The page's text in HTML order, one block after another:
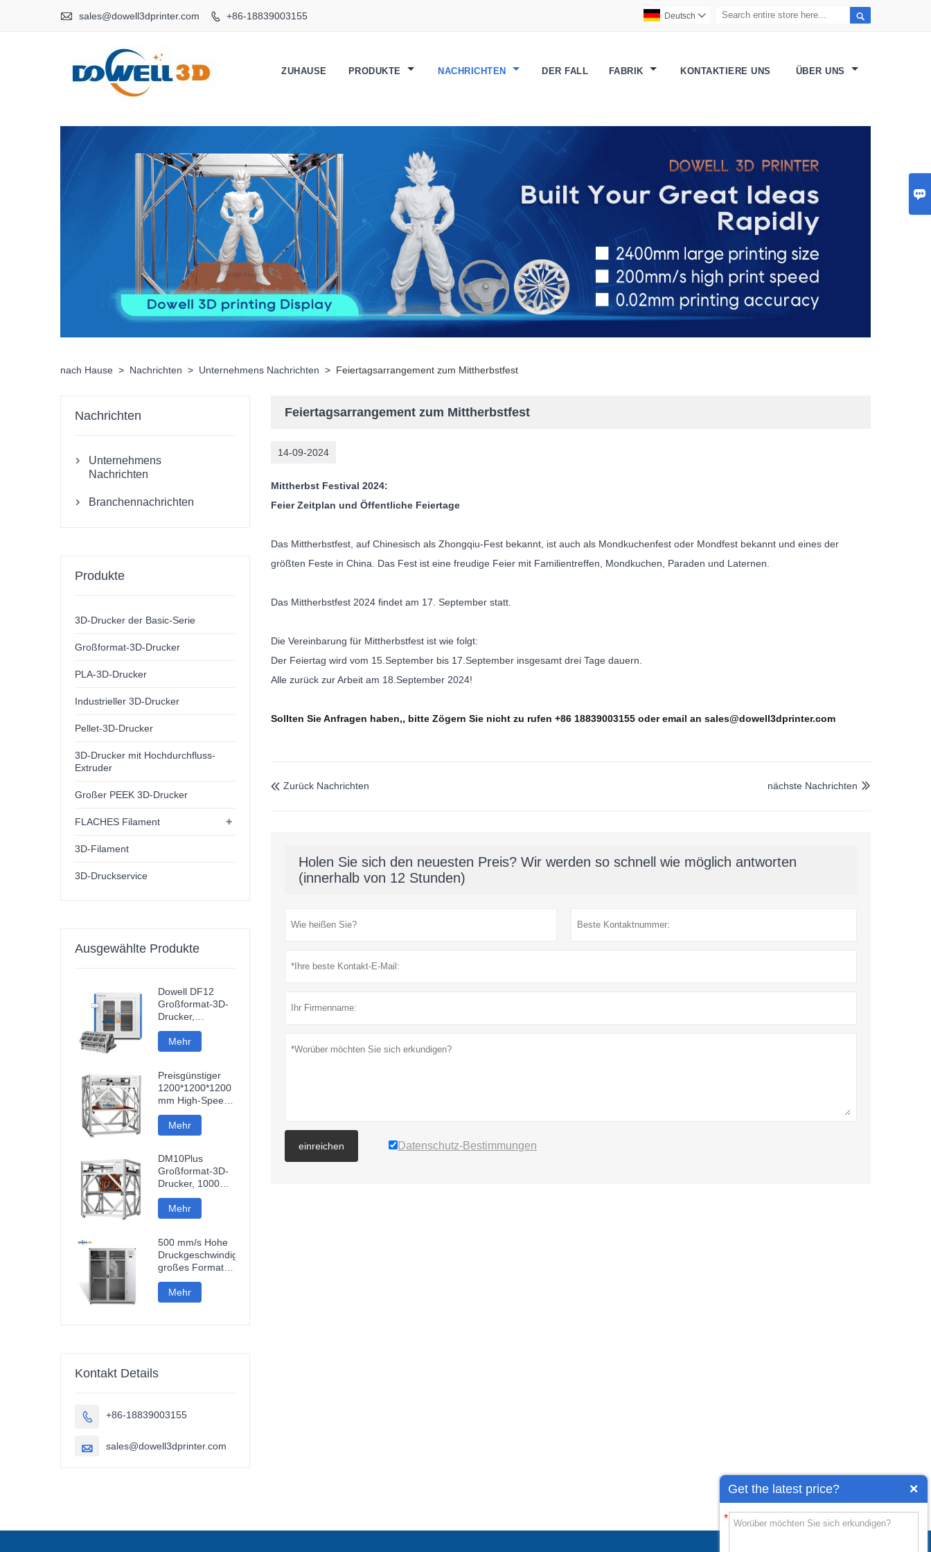

Get the latest price?
*
 sales@dowell3dprinter.com  +86-18839003155 
Deutsch 
ZUHAUSE PRODUKTE NACHRICHTEN DER FALL FABRIK KONTAKTIERE UNS ÜBER UNS
nach Hause > Nachrichten > Unternehmens Nachrichten > Feiertagsarrangement zum Mittherbstfest
Feiertagsarrangement zum Mittherbstfest
14-09-2024
Mittherbst Festival 2024:
Feier Zeitplan und Öffentliche Feiertage
Das Mittherbstfest, auf Chinesisch als Zhongqiu-Fest bekannt, ist auch als Mondkuchenfest oder Mondfest bekannt und eines der
größten Feste in China. Das Fest ist eine freudige Feier mit Familientreffen, Mondkuchen, Paraden und Laternen.
Das Mittherbstfest 2024 findet am 17. September statt.
Die Vereinbarung für Mittherbstfest ist wie folgt:
Der Feiertag wird vom 15.September bis 17.September insgesamt drei Tage dauern.
Alle zurück zur Arbeit am 18.September 2024!
Sollten Sie Anfragen haben,, bitte Zögern Sie nicht zu rufen +86 18839003155 oder email an sales@dowell3dprinter.com
 Zurück Nachrichten 
nächste Nachrichten
Holen Sie sich den neuesten Preis? Wir werden so schnell wie möglich antworten
(innerhalb von 12 Stunden)
einreichen Datenschutz-Bestimmungen
Nachrichten

Unternehmens
Nachrichten
 Branchennachrichten
Produkte
3D-Drucker der Basic-Serie
Großformat-3D-Drucker
PLA-3D-Drucker
Industrieller 3D-Drucker
Pellet-3D-Drucker
3D-Drucker mit Hochdurchfluss-
Extruder
Großer PEEK 3D-Drucker
+
FLACHES Filament
3D-Filament
3D-Druckservice
Ausgewählte Produkte
Dowell DF12
Großformat-3D-
Drucker,
Hochpräzisions-
3D-Maschine,
Industriemodell-
Mehr
Preisgünstiger
1200*1200*1200
mm High-Speed-
FDM-Smart-3D-
Drucker mit
WLAN-
hoher
Druckgeschwindigkeit
Mehr
DM10Plus
Großformat-3D-
Drucker, 1000
mm, 3D-Drucker
Mehr
500 mm/s Hohe
Druckgeschwindigkeit,
großes Format
(1000 mm),
Kohlefaser-PLA-
3D-Drucker für
Mehr
Kontakt Details
 +86-18839003155
 sales@dowell3dprinter.com